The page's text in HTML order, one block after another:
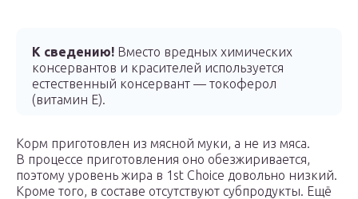
К сведению! Вместо вредных химических
консервантов и красителей используется
естественный консервант — токоферол
(витамин Е).
Корм приготовлен из мясной муки, а не из мяса.
В процессе приготовления оно обезжиривается,
поэтому уровень жира в 1st Choice довольно низкий.
Кроме того, в составе отсутствуют субпродукты. Ещё